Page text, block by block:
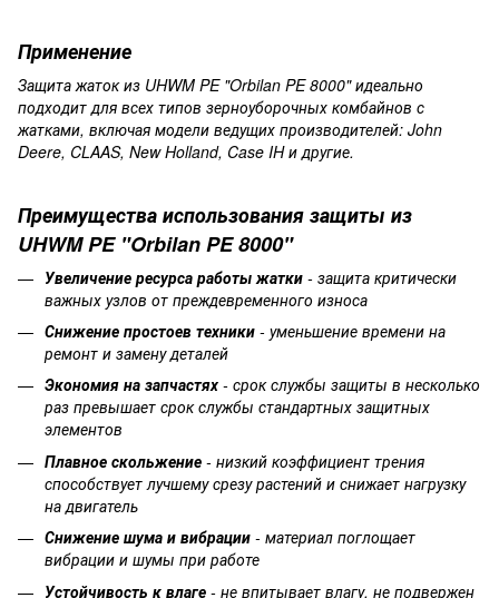
Применение
Защита жаток из UHWM PE "Orbilan PE 8000" идеально
подходит для всех типов зерноуборочных комбайнов с
жатками, включая модели ведущих производителей: John
Deere, CLAAS, New Holland, Case IH и другие.
Преимуществаиспользованиязащиты из
UHWM PE "Orbilan PE 8000"
Увеличение ресурса работы жатки - защита критически
важных узлов от преждевременного износа
Снижение простоев техники - уменьшение времени на
ремонт и замену деталей
Экономия на запчастях - срок службы защиты в несколько
раз превышает срок службы стандартных защитных
элементов
Плавное скольжение - низкий коэффициент трения
способствует лучшему срезу растений и снижает нагрузку
на двигатель
Снижение шума и вибрации - материал поглощает
вибрации и шумы при работе
Устойчивость к влаге - не впитывает влагу, не подвержен